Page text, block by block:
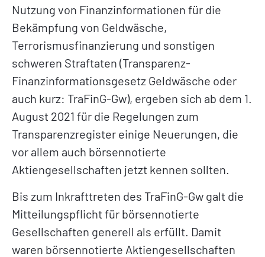
Nutzung von Finanzinformationen für die
Bekämpfung von Geldwäsche,
Terrorismusfinanzierung und sonstigen
schweren Straftaten (Transparenz-
Finanzinformationsgesetz Geldwäsche oder
auch kurz: TraFinG-Gw), ergeben sich ab dem 1.
August 2021 für die Regelungen zum
Transparenzregister einige Neuerungen, die
vor allem auch börsennotierte
Aktiengesellschaften jetzt kennen sollten.
Bis zum Inkrafttreten des TraFinG-Gw galt die
Mitteilungspflicht für börsennotierte
Gesellschaften generell als erfüllt. Damit
waren börsennotierte Aktiengesellschaften